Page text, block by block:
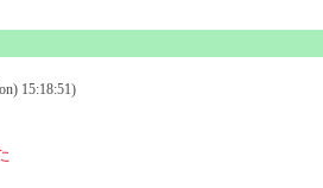
15:18:51)